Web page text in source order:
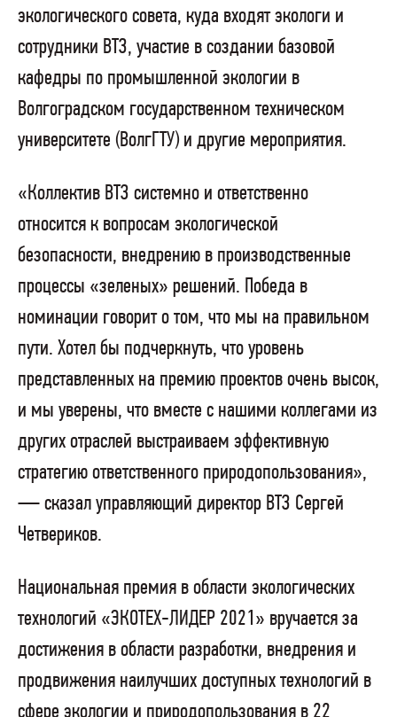
экологического совета, куда входят экологи и
сотрудники ВТЗ, участие в создании базовой
кафедры по промышленной экологии в
Волгоградском государственном техническом
университете (ВолгГТУ) и другие мероприятия.
«Коллектив ВТЗ системно и ответственно
относится к вопросам экологической
безопасности, внедрению в производственные
процессы «зеленых» решений. Победа в
номинации говорит о том, что мы на правильном
пути. Хотел бы подчеркнуть, что уровень
представленных на премию проектов очень высок,
и мы уверены, что вместе с нашими коллегами из
других отраслей выстраиваем эффективную
стратегию ответственного природопользования»,
— сказал управляющий директор ВТЗ Сергей
Четвериков.
Национальная премия в области экологических
технологий «ЭКОТЕХ-ЛИДЕР 2021» вручается за
достижения в области разработки, внедрения и
продвижения наилучших доступных технологий в
сфере экологии и природопользования в 22